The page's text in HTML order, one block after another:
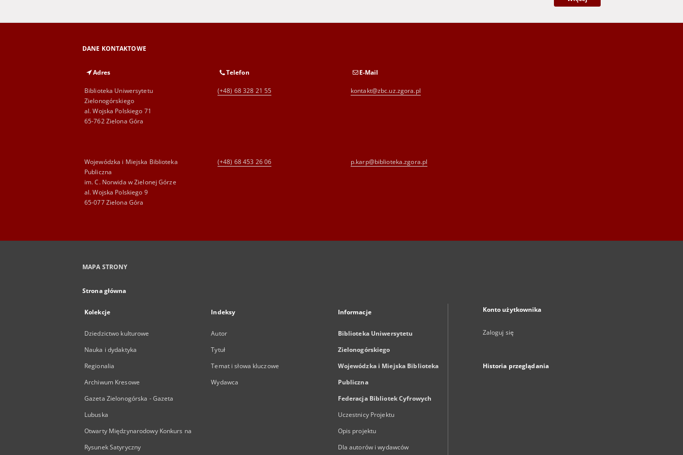
DANE KONTAKTOWE
Adres
Biblioteka Uniwersytetu
Zielonogórskiego
al. Wojska Polskiego 71
65-762 Zielona Góra
Telefon
(+48) 68 328 21 55
E-Mail
kontakt@zbc.uz.zgora.pl
Wojewódzka i Miejska Biblioteka
Publiczna
im. C. Norwida w Zielonej Górze
al. Wojska Polskiego 9
65-077 Zielona Góra
(+48) 68 453 26 06 p.karp@biblioteka.zgora.pl
MAPA STRONY
Strona główna
Kolekcje
Dziedzictwo kulturowe
Nauka i dydaktyka
Regionalia
Archiwum Kresowe
Gazeta Zielonogórska - Gazeta
Lubuska
Otwarty Międzynarodowy Konkurs na
Rysunek Satyryczny
Indeksy
Autor
Tytuł
Temat i słowa kluczowe
Wydawca
Informacje
Biblioteka Uniwersytetu
Zielonogórskiego
Wojewódzka i Miejska Biblioteka
Publiczna
Federacja Bibliotek Cyfrowych
Uczestnicy Projektu
Opis projektu
Dla autorów i wydawców
Konto użytkownika
Zaloguj się
Historia przeglądania